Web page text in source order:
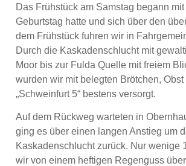
Das Frühstück am Samstag begann
Geburtstag hatte und sich über den
dem Frühstück fuhren wir in
Durch die Kaskadenschlucht mit
Moor bis zur Fulda Quelle mit freiem
wurden wir mit belegten Brötchen,
„Schweinfurt 5“ bestens versorgt.
Auf dem Rückweg warteten in
ging es über einen langen Anstieg um
Kaskadenschlucht zurück. Nur wenige
wir von einem heftigen Regenguss